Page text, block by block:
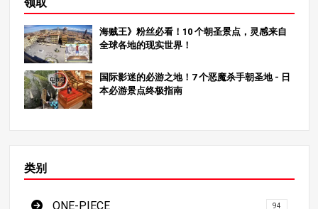
海贼王》粉丝必看！10 个朝圣景点，灵感来自
全球各地的现实世界！
国际影迷的必游之地！7 个恶魔杀手朝圣地 - 日
本必游景点终极指南
类别
ONE-PIECE 94